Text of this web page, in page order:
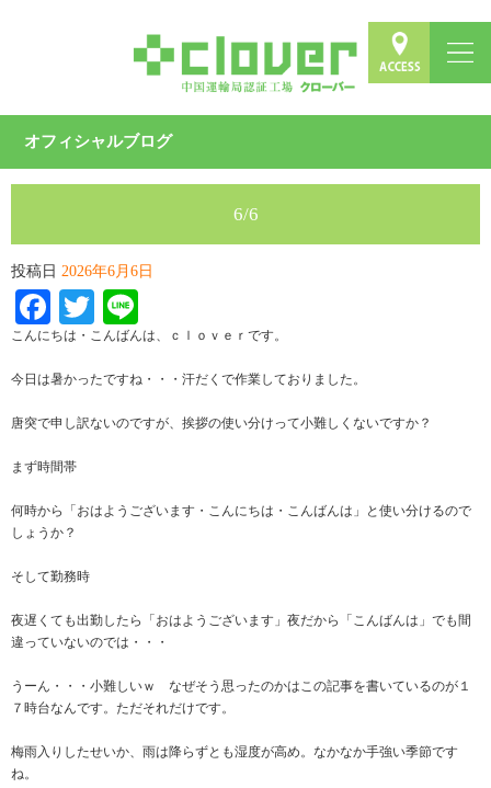
オフィシャルブログ
6/6
投稿日 2026年6月6日
Facebook
Twitter
こんにちは・こんばんは、ｃｌｏｖｅｒです。
今日は暑かったですね・・・汗だくで作業しておりました。
唐突で申し訳ないのですが、挨拶の使い分けって小難しくないですか？
まず時間帯
何時から「おはようございます・こんにちは・こんばんは」と使い分けるので
しょうか？
そして勤務時
夜遅くても出勤したら「おはようございます」夜だから「こんばんは」でも間
違っていないのでは・・・
うーん・・・小難しいｗ なぜそう思ったのかはこの記事を書いているのが１
７時台なんです。ただそれだけです。
梅雨入りしたせいか、雨は降らずとも湿度が高め。なかなか手強い季節です
ね。